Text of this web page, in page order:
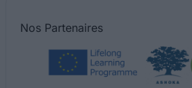
Nos Partenaires